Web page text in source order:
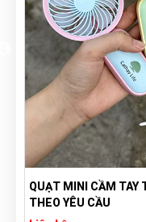
QUẠT MINI CẦM TAY
THEO YÊU CẦU